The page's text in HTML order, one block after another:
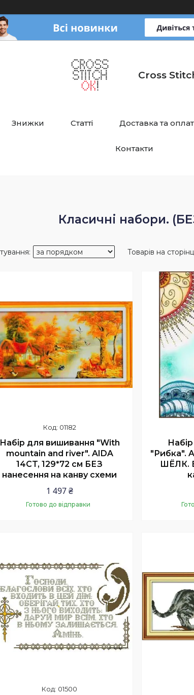
Cross
Знижки Статті Доставка та
Контакти
Класичні набори.
01182
Набір для вишивання "With
mountain and river". AIDA
14CT, 129*72 см БЕЗ
нанесення на канву схеми
1 497 ₴
Готово до відправки
"Рибка".
ШЁЛК.
01500